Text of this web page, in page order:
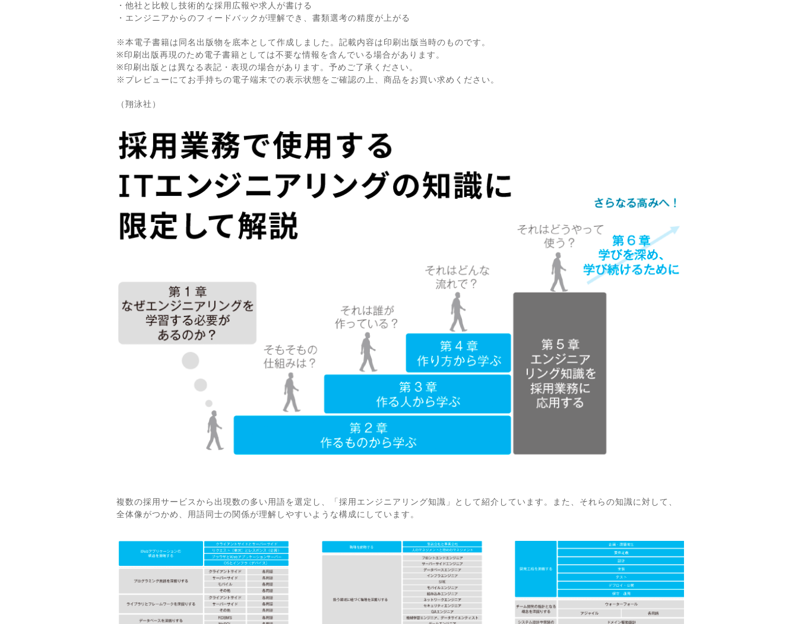
・他社と比較し技術的な採用広報や求人が書ける
・エンジニアからのフィードバックが理解でき、書類選考の精度が上がる
※本電子書籍は同名出版物を底本として作成しました。記載内容は印刷出版当時のものです。
※印刷出版再現のため電子書籍としては不要な情報を含んでいる場合があります。
※印刷出版とは異なる表記・表現の場合があります。予めご了承ください。
※プレビューにてお手持ちの電子端末での表示状態をご確認の上、商品をお買い求めください。
（翔泳社）
複数の採用サービスから出現数の多い用語を選定し、「採用エンジニアリング知識」として紹介しています。また、それらの知識に対して、
全体像がつかめ、用語同士の関係が理解しやすいような構成にしています。